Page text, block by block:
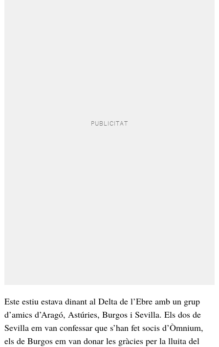
Este estiu estava dinant al Delta de l’Ebre amb un grup
d’amics d’Aragó, Astúries, Burgos i Sevilla. Els dos de
Sevilla em van confessar que s’han fet socis d’Òmnium,
els de Burgos em van donar les gràcies per la lluita del